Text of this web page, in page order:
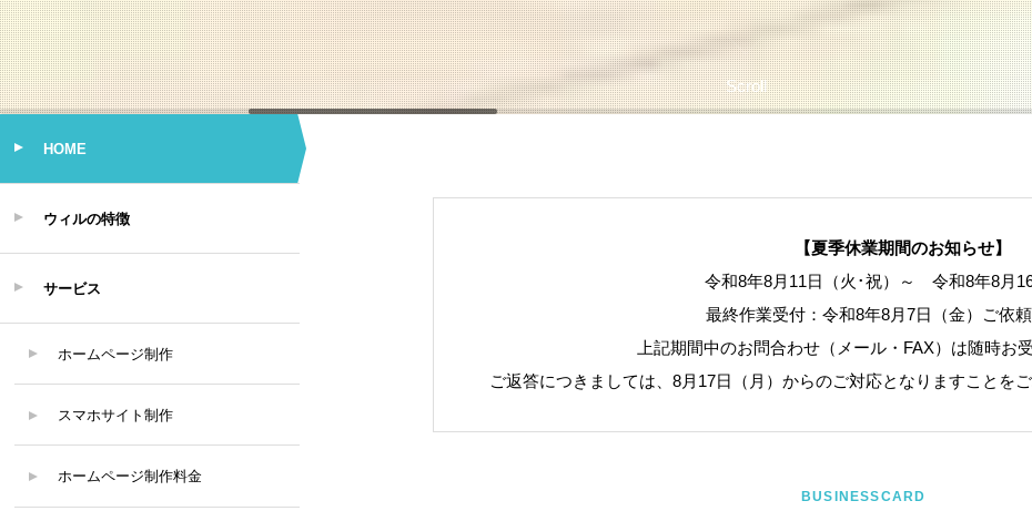
Scroll
【夏季休業期間のお知らせ】
令和8年8月11日（火･祝）～ 令和8年8月16
最終作業受付：令和8年8月7日（金）ご依頼
上記期間中のお問合わせ（メール・FAX）は随時お
ご返答につきましては、8月17日（月）からのご対応となりますことを
BUSINESSCARD
HOME
ウィルの特徴
サービス
ホームページ制作
スマホサイト制作
ホームページ制作料金